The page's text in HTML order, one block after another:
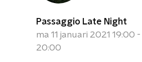
Passaggio Late Night
ma 11 januari 2021 19:00 -
20:00